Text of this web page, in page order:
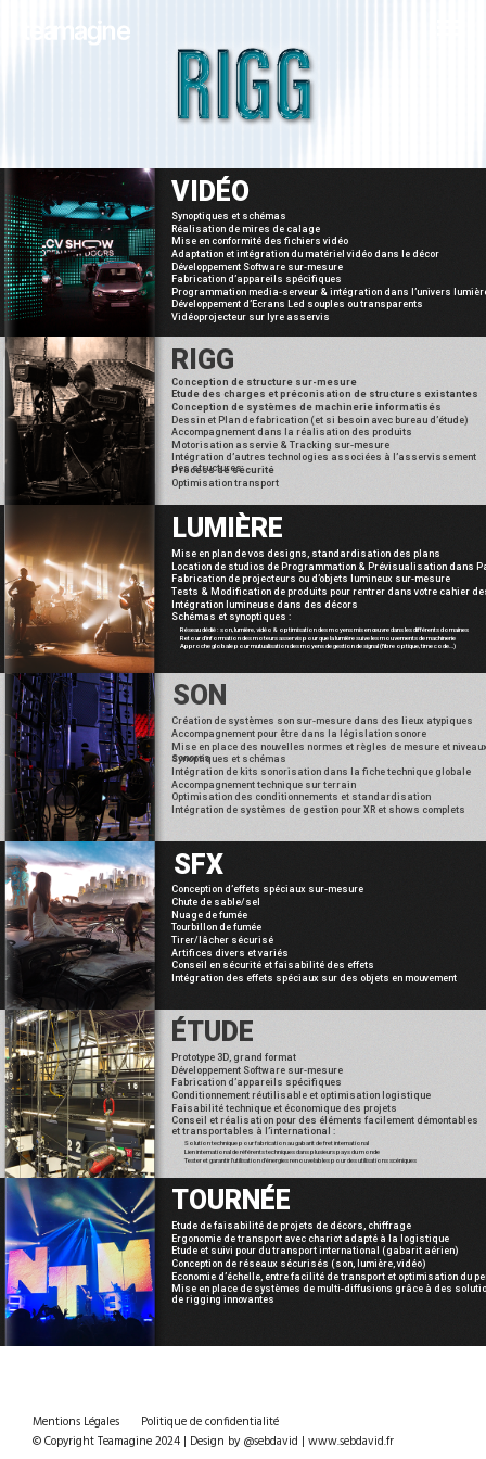
VIDÉO
Synoptiques et schémas
Réalisation de mires de calage
Mise en conformité des fichiers vidéo
Adaptation et intégration du matériel vidéo dans le décor
Développement Software sur-mesure
Fabrication d’appareils spécifiques
Programmation media-serveur & intégration dans l’univers
Développement d’Ecrans Led souples ou transparents
Vidéoprojecteur sur lyre asservis
RIGG
Conception de structure sur-mesure
Etude des charges et préconisation de structures existantes
Conception de systèmes de machinerie informatisés
Dessin et Plan de fabrication (et si besoin avec bureau d’étude)
Accompagnement dans la réalisation des produits
Motorisation asservie & Tracking sur-mesure
Intégration d’autres technologies associées à l’asservissement
des structures
Process de sécurité
Optimisation transport
Mise en plan de vos designs, standardisation des plans
LUMIÈRE
Retour d’information des moteurs asservis pour que la lumière suive les mouvements de machinerie
Approche globale pour mutualisation des moyens de gestion de signal (fibre optique, time code…)
Location de studios de Programmation & Prévisualisation dans
Fabrication de projecteurs ou d’objets lumineux sur-mesure
Tests & Modification de produits pour rentrer dans votre cahier
Intégration lumineuse dans des décors
Schémas et synoptiques :
Réseau dédié : son, lumière, vidéo & optimisation des moyens mis en œuvre dans les différents domaines
Création de systèmes son sur-mesure dans des lieux atypiques
SON
Optimisation des conditionnements et standardisation
Intégration de systèmes de gestion pour XR et shows complets
Accompagnement pour être dans la législation sonore
Mise en place des nouvelles normes et règles de mesure et
sonores
Synoptiques et schémas
Intégration de kits sonorisation dans la fiche technique globale
Accompagnement technique sur terrain
SFX
Conception d’effets spéciaux sur-mesure
Conseil en sécurité et faisabilité des effets
Intégration des effets spéciaux sur des objets en mouvement
Chute de sable/sel
Nuage de fumée
Tourbillon de fumée
Tirer/lâcher sécurisé
Artifices divers et variés
ÉTUDE
Prototype 3D, grand format
Lien international de référents techniques dans plusieurs pays du monde
Tester et garantir l’utilisation d’énergies renouvelables pour des utilisations scéniques
Solution technique pour fabrication au gabarit de fret international
Développement Software sur-mesure
Fabrication d’appareils spécifiques
Conditionnement réutilisable et optimisation logistique
Faisabilité technique et économique des projets
Conseil et réalisation pour des éléments facilement démontables
et transportables à l’international :
TOURNÉE
Etude de faisabilité de projets de décors, chiffrage
Ergonomie de transport avec chariot adapté à la logistique
Etude et suivi pour du transport international (gabarit aérien)
Conception de réseaux sécurisés (son, lumière, vidéo)
Economie d’échelle, entre facilité de transport et optimisation du
Mise en place de systèmes de multi-diffusions grâce à des
de rigging innovantes
Mentions Légales
Politique de confidentialité
© Copyright Teamagine 2024 | Design by @sebdavid | www.sebdavid.fr